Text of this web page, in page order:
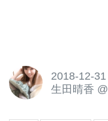
2018-12-31
生田晴香 @